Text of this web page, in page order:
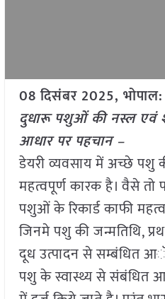
08 दिसंबर 2025, भोपाल:
दुधारू पशुओं की नस्ल एवं
आधार पर पहचान –
डेयरी व्यवसाय में अच्छे पशु
महत्वपूर्ण कारक है। वैसे
पशुओं के रिकार्ड काफी
जिनमे पशु की जन्मतिथि,
दूध उत्पादन से सम्बंधित
पशु के स्वास्थ्य से संबंधित